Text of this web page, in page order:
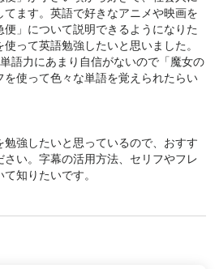
ます。英語で好きなアニメや映画を
」について説明できるようになりた
って英語勉強したいと思いました。
語力にあまり自信がないので「魔女の
使って色々な単語を覚えられたらい
勉強したいと思っているので、おすす
い。字幕の活用方法、セリフやフレ
知りたいです。